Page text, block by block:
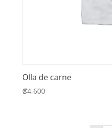
Olla de carne
₡4,600